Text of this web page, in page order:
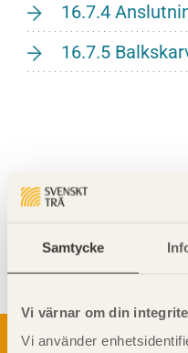
Samtycke
Vi värnar om din
Vi använder
16.7.4
16.7.5
Om trä